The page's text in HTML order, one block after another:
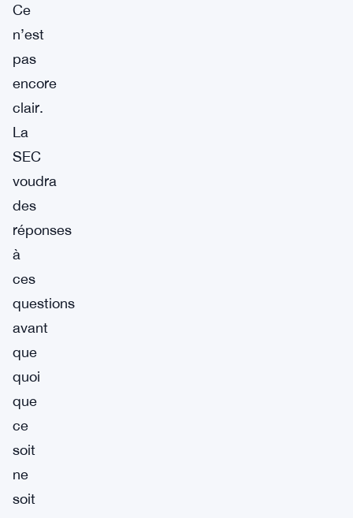
Ce
n’est
pas
encore
clair.
La
SEC
voudra
des
réponses
à
ces
questions
avant
que
quoi
que
ce
soit
ne
soit